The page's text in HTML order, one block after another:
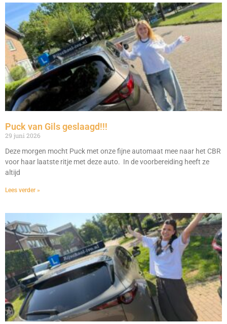
Puck van Gils geslaagd!!!
29 juni 2026
Deze morgen mocht Puck met onze fijne automaat mee naar het CBR
voor haar laatste ritje met deze auto. In de voorbereiding heeft ze
altijd
Lees verder »